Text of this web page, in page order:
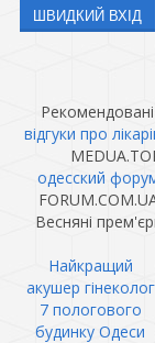
відгуки про
одесский
Весняні
Найкращий
акушер гінеколог
7 пологового
будинку Одеси